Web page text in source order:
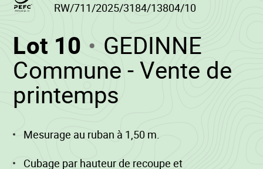
Lot 10 (RW/711/2025/
-
GEDINNE
Commune - Vente de
printemps
RW/711/2025/3184/13804/10
Mesurage au ruban à 1,50 m.
Cubage par hauteur de recoupe et